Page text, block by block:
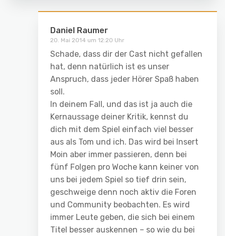
Daniel Raumer
20. Mai 2014 um 12:20 Uhr
Schade, dass dir der Cast nicht gefallen
hat, denn natürlich ist es unser
Anspruch, dass jeder Hörer Spaß haben
soll.
In deinem Fall, und das ist ja auch die
Kernaussage deiner Kritik, kennst du
dich mit dem Spiel einfach viel besser
aus als Tom und ich. Das wird bei Insert
Moin aber immer passieren, denn bei
fünf Folgen pro Woche kann keiner von
uns bei jedem Spiel so tief drin sein,
geschweige denn noch aktiv die Foren
und Community beobachten. Es wird
immer Leute geben, die sich bei einem
Titel besser auskennen – so wie du bei